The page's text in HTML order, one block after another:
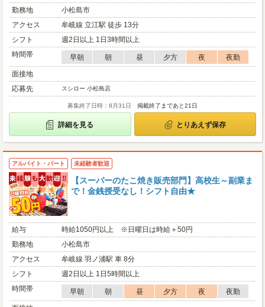
勤務地
小松島市
アクセス
牟岐線 立江駅 徒歩 13分
シフト
週2日以上 1日3時間以上
時間帯
早朝 朝 昼 夕方 夜
夜勤
面接地
応募先
スシロー 小松島店
募集終了日時：8月31日 掲載終了まであと21日
詳細を見る とりあえず保存
アルバイト・パート 未経験者歓迎
【スーパーのたこ焼き販売部門】高校生～副業ま
で！金銭授受なし！シフト自由★
給与
時給1050円以上 ※日曜日は時給＋50円
勤務地
小松島市
アクセス
牟岐線 羽ノ浦駅 車 8分
シフト
週2日以上 1日5時間以上
時間帯
早朝 朝 昼 夕方 夜
夜勤